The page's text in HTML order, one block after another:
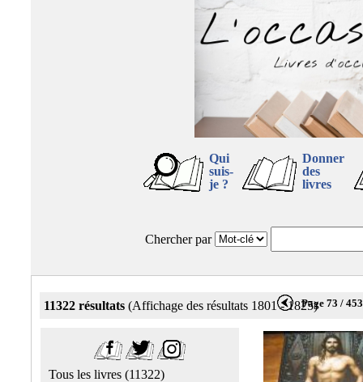
Qui
suis-
je ?
Donner
des
livres
Chercher par
11322 résultats (Affichage des résultats 1801 - 1825)Page 73 / 453
Tous les livres (11322)